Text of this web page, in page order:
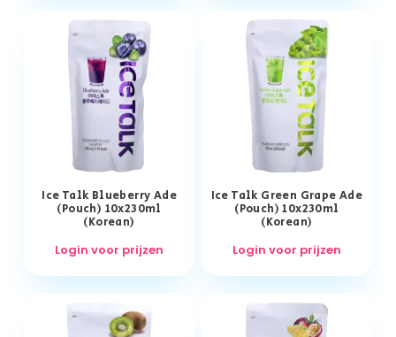
Ice Talk Blueberry Ade
(Pouch) 10x230ml
(Korean)
Login voor prijzen
Ice Talk Green Grape Ade
(Pouch) 10x230ml
(Korean)
Login voor prijzen